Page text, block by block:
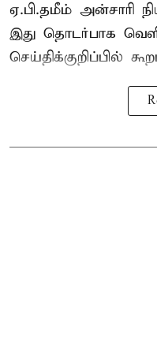
ஏ.பி.தமீம் அன்சாரி
இது தொடர்பாக
செய்திக்குறிப்பில்